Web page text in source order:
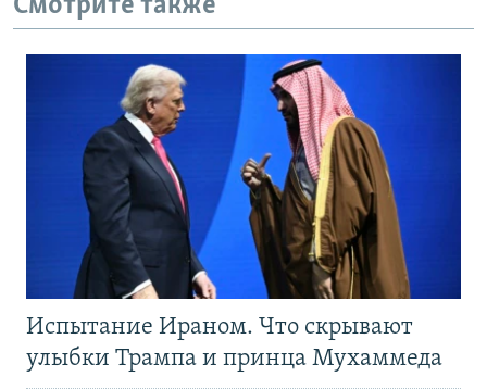
Испытание Ираном. Что скрывают
улыбки Трампа и принца Мухаммеда